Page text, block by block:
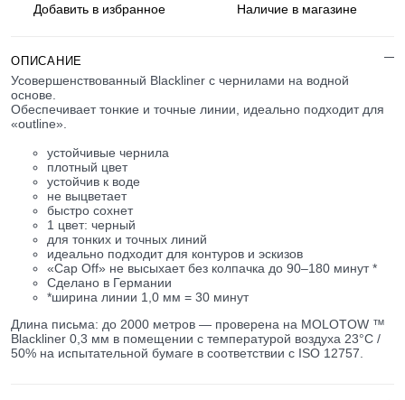
Добавить в избранное Наличиев магазине
ОПИСАНИЕ
Усовершенствованный Blackliner с чернилами на водной
основе.
Обеспечивает тонкие и точные линии, идеально подходит для
«outline».
устойчивые чернила
плотный цвет
устойчив к воде
не выцветает
быстро сохнет
1 цвет: черный
для тонких и точных линий
идеально подходит для контуров и эскизов
«Cap Off» не высыхает без колпачка до 90–180 минут *
Сделано в Германии
*ширина линии 1,0 мм = 30 минут
Длина письма: до 2000 метров — проверена на MOLOTOW ™
Blackliner 0,3 мм в помещении с температурой воздуха 23°C /
50% на испытательной бумаге в соответствии с ISO 12757.